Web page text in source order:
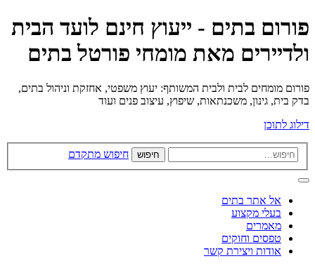
פורום בתים - ייעוץ חינם לועד הבית
ולדיירים מאת מומחי פורטל בתים
פורום מומחים לבית ולבית המשותף: יעוץ משפטי, אחזקת וניהול בתים,
בדק בית, גינון, משכנתאות, שיפוץ, עיצוב פנים ועוד
דילוג לתוכן
חיפוש חיפוש מתקדם
אל אתר בתים
בעלי מקצוע
מאמרים
טפסים וחוקים
אודות ויצירת קשר